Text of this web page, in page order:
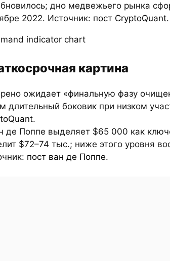
дно медвежьего рынка
2022. Источник: пост CryptoQuant.
картина
ожидает «финальную фазу
длительный боковик при низком
.
де Поппе выделяет $65 000 как
$72–74 тыс.; ниже этого уровня
пост ван де Поппе.